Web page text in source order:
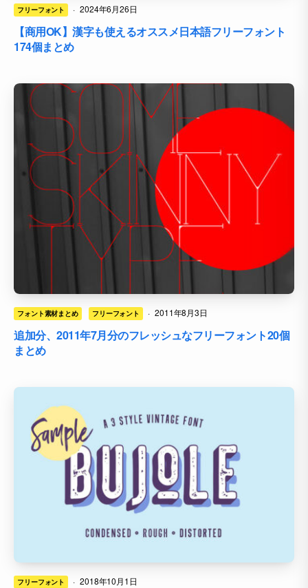
フリーフォント · 2024年6月26日
【商用OK】漢字も使えるオススメ日本語フリーフォント
174個まとめ
フォント素材まとめ フリーフォント · 2011年8月3日
追加分、2011年7月分のフレッシュなフリーフォント20個
まとめ
フリーフォント · 2018年10月1日